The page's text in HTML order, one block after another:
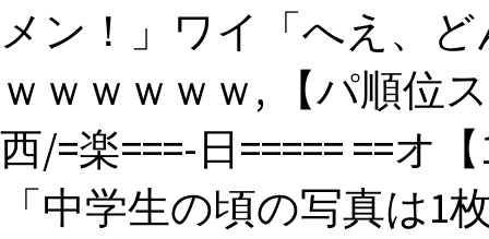
メン！」ワイ「へえ、
ｗｗｗｗｗｗ, 【パ順位ス
西/=楽===-日===== ==オ
「中学生の頃の写真は1